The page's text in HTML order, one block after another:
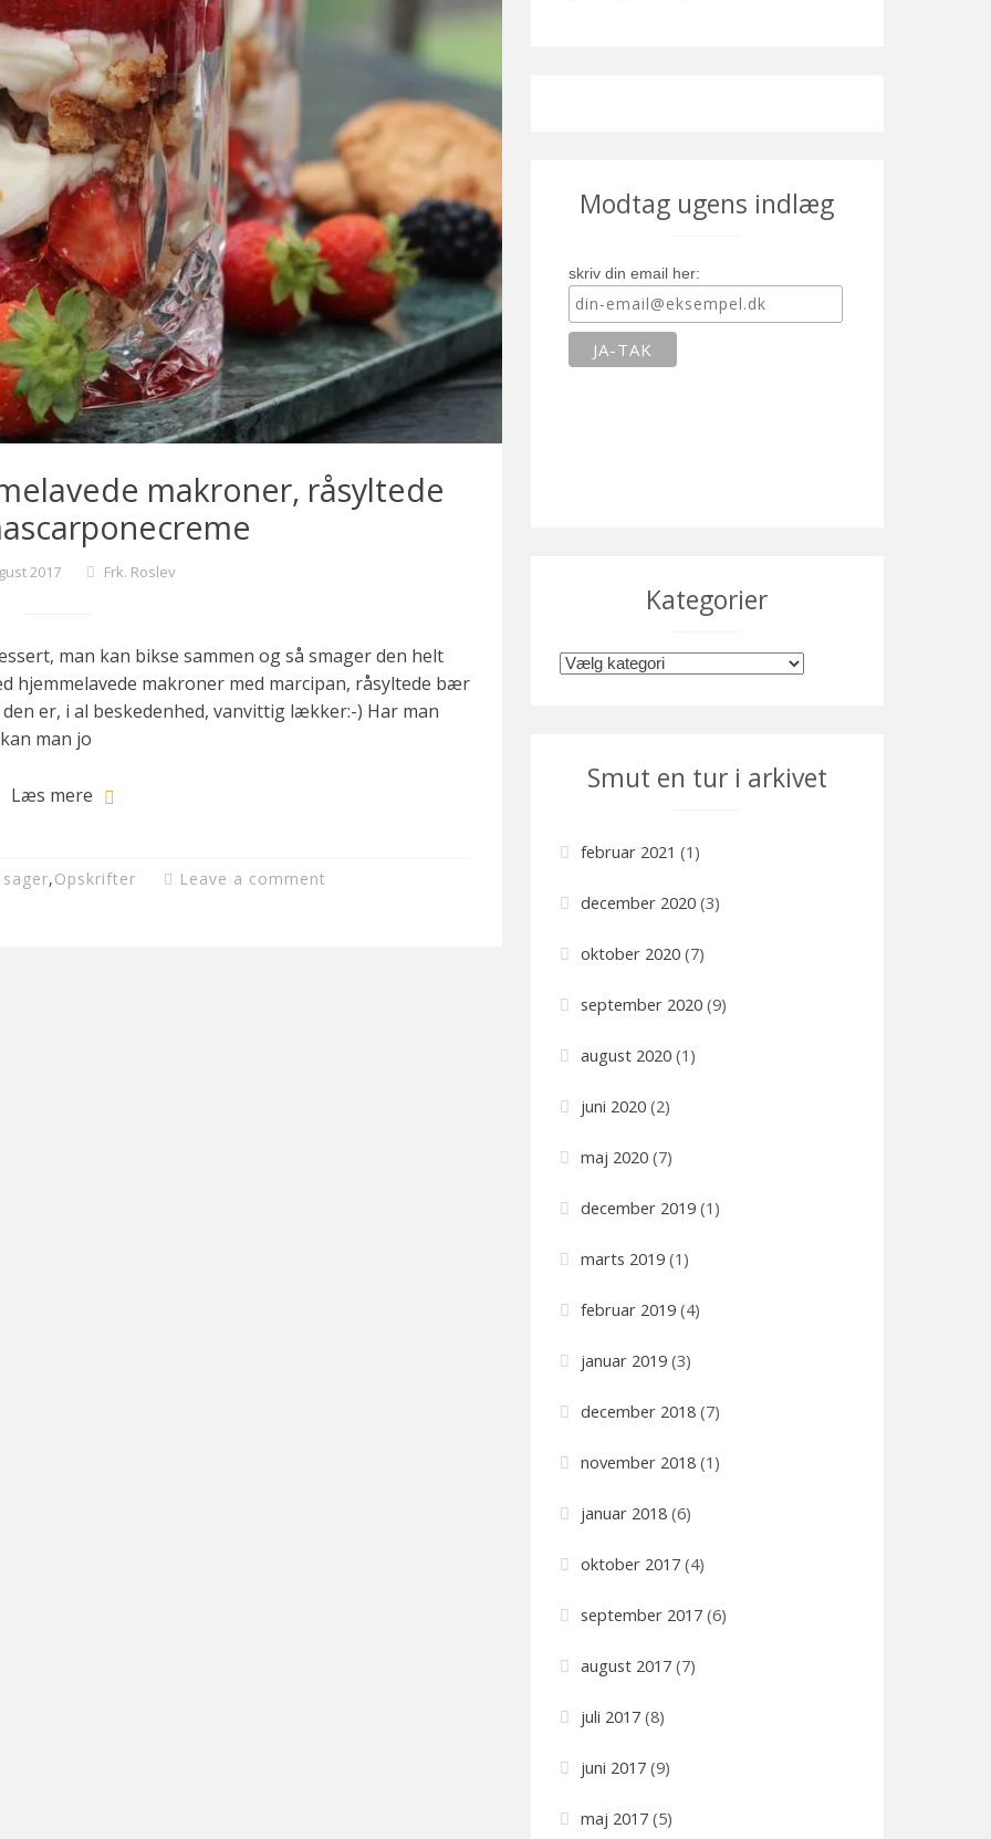
makroner, råsyltede
2017 Frk. Roslev
man kan bikse sammen og så smager den helt
hjemmelavede makroner med marcipan, råsyltede bær
er, i al beskedenhed, vanvittig lækker:-) Har man
man jo
Læs mere
,Opskrifter Leave a comment
Modtag ugens indlæg
skriv din email her:
Kategorier
K
i
r
Smut en tur i arkivet
februar 2021 (1)
december 2020(3)
oktober 2020(7)
september 2020(9)
august 2020(1)
juni 2020(2)
maj 2020(7)
december 2019(1)
marts 2019(1)
februar 2019(4)
januar 2019(3)
december 2018(7)
november 2018(1)
januar 2018(6)
oktober 2017(4)
september 2017(6)
august 2017(7)
juli 2017(8)
juni 2017(9)
maj 2017(5)